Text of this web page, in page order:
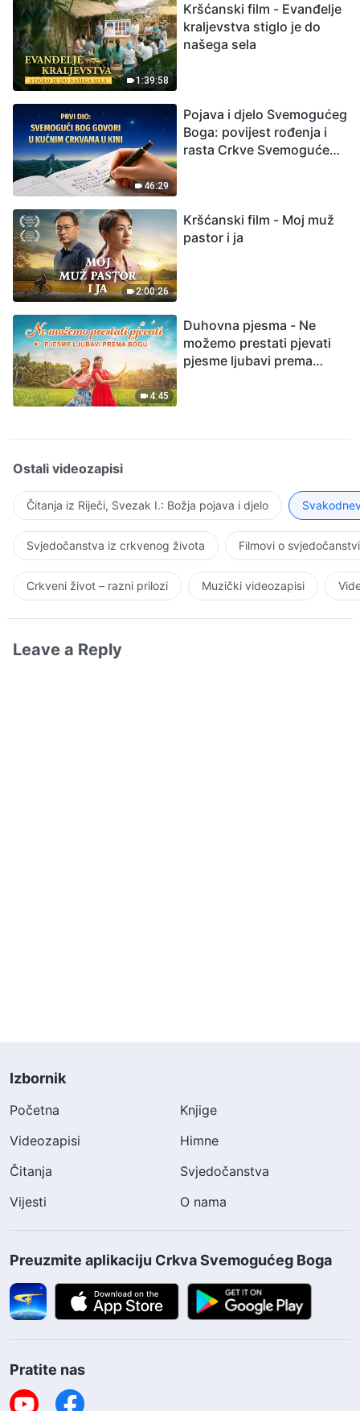
1:39:58
Kršćanski film - Evanđelje
kraljevstva stiglo je do
našega sela
46:29
Pojava i djelo Svemogućeg
Boga: povijest rođenja i
rasta Crkve Svemogućeg
2:00:26
Kršćanski film - Moj muž
pastor i ja
4:45
Duhovna pjesma - Ne
možemo prestati pjevati
pjesme ljubavi prema
Ostali videozapisi
Čitanja iz Riječi, Svezak I.: Božja pojava i djelo
Svjedočanstva iz crkvenog života Filmovi o
Crkveni život – razni prilozi Muzički videozapisi
Leave a Reply
Izbornik
Početna
Knjige
Videozapisi
Himne
Čitanja
Svjedočanstva
Vijesti
O nama
Preuzmite aplikaciju Crkva Svemogućeg Boga
Pratite nas